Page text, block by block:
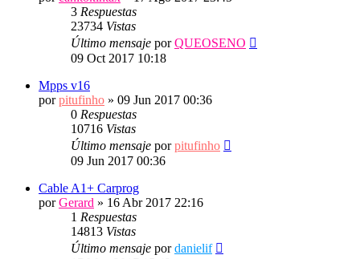
3 Respuestas
23734 Vistas
Último mensaje porQUEOSENO
09 Oct 2017 10:18
Mpps v16
porpitufinho » 09 Jun 2017 00:36
0 Respuestas
10716 Vistas
Último mensaje porpitufinho
09 Jun 2017 00:36
Cable A1+ Carprog
porGerard » 16 Abr 2017 22:16
1 Respuestas
14813 Vistas
Último mensaje pordanielif